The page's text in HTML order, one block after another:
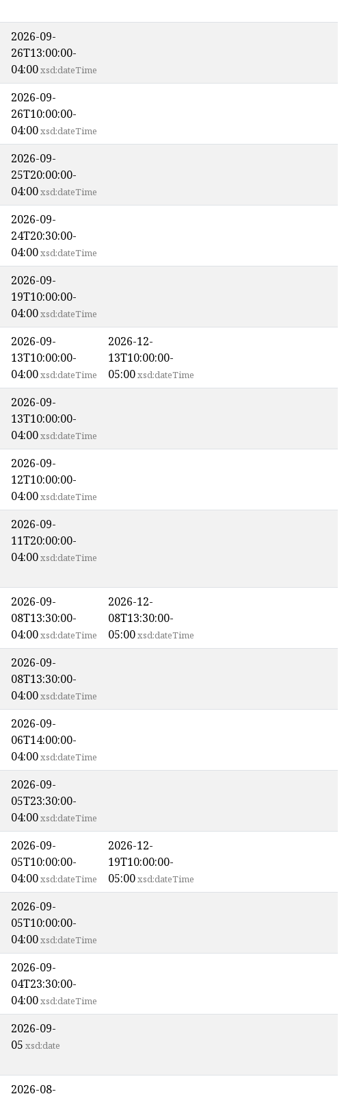
2026-09-
26T13:00:00-
04:00xsd:dateTime
2026-09-
26T10:00:00-
04:00xsd:dateTime
2026-09-
25T20:00:00-
04:00xsd:dateTime
2026-09-
24T20:30:00-
04:00xsd:dateTime
2026-09-
19T10:00:00-
04:00xsd:dateTime
2026-09-
13T10:00:00-
04:00xsd:dateTime
2026-12-
13T10:00:00-
05:00xsd:dateTime
2026-09-
13T10:00:00-
04:00xsd:dateTime
2026-09-
12T10:00:00-
04:00xsd:dateTime
2026-09-
11T20:00:00-
04:00xsd:dateTime
2026-09-
08T13:30:00-
04:00xsd:dateTime
2026-12-
08T13:30:00-
05:00xsd:dateTime
2026-09-
08T13:30:00-
04:00xsd:dateTime
2026-09-
06T14:00:00-
04:00xsd:dateTime
2026-09-
05T23:30:00-
04:00xsd:dateTime
2026-09-
05T10:00:00-
04:00xsd:dateTime
2026-12-
19T10:00:00-
05:00xsd:dateTime
2026-09-
05T10:00:00-
04:00xsd:dateTime
2026-09-
04T23:30:00-
04:00xsd:dateTime
2026-09-
05 xsd:date
2026-08-